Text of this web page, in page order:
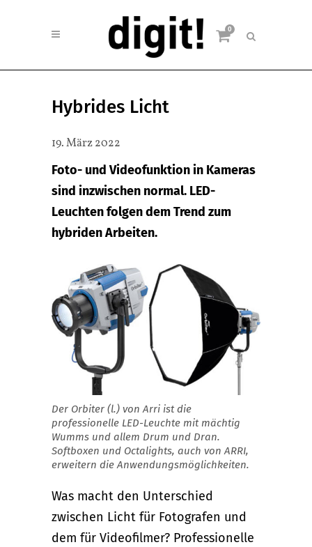
0
Hybrides Licht
19. März 2022
Foto- und Videofunktion in Kameras
sind inzwischen normal. LED-
Leuchten folgen dem Trend zum
hybriden Arbeiten.
Der Orbiter (l.) von Arri ist die
professionelle LED-Leuchte mit mächtig
Wumms und allem Drum und Dran.
Softboxen und Octalights, auch von ARRI,
erweitern die Anwendungsmöglichkeiten.
Was macht den Unterschied
zwischen Licht für Fotografen und
dem für Videofilmer? Professionelle